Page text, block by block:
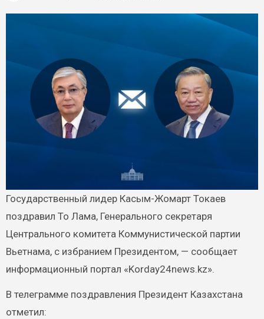
Государственный лидер Касым-Жомарт Токаев
поздравил То Лама, Генерального секретаря
Центрального комитета Коммунистической партии
Вьетнама, с избранием Президентом, — сообщает
информационный портал «Korday24news.kz».
В телеграмме поздравления Президент Казахстана
отметил: